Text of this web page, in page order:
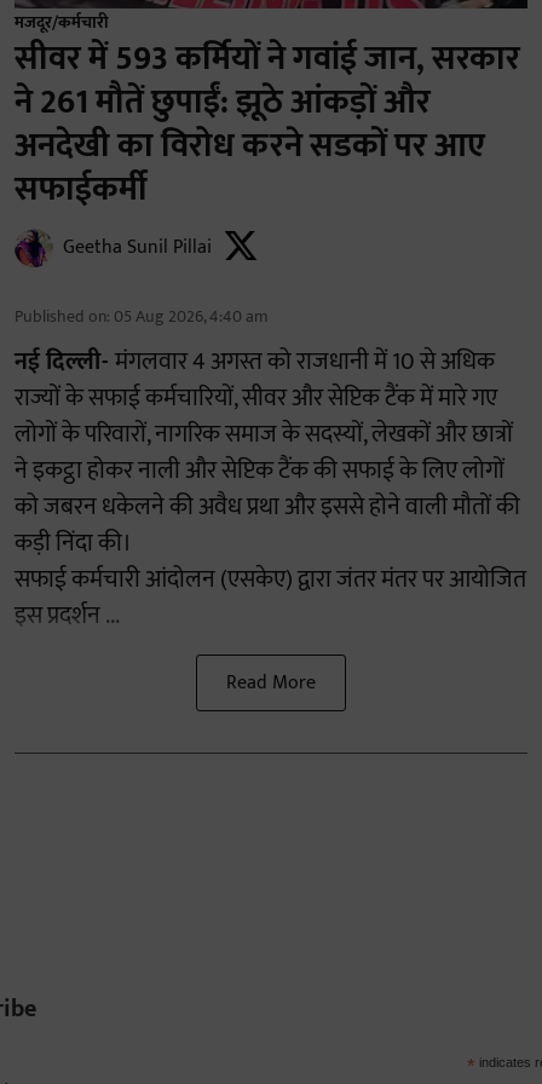
मजदूर/कर्मचारी
सीवर में 593 कर्मियों ने गवांई जान, सरकार
ने 261 मौतें छुपाईं: झूठे आंकड़ों और
अनदेखी का विरोध करने सडकों पर आए
सफाईकर्मी
Geetha Sunil Pillai
Published on: 05 Aug 2026, 4:40 am
नई दिल्ली-मंगलवार 4 अगस्त को राजधानी में 10 से अधिक
राज्यों के सफाई कर्मचारियों, सीवर और सेप्टिक टैंक में मारे गए
लोगों के परिवारों, नागरिक समाज के सदस्यों, लेखकों और छात्रों
ने इकट्ठा होकर नाली और सेप्टिक टैंक की सफाई के लिए लोगों
को जबरन धकेलने की अवैध प्रथा और इससे होने वाली मौतों की
कड़ी निंदा की।
सफाई कर्मचारी आंदोलन (एसकेए) द्वारा जंतर मंतर पर आयोजित
इस प्रदर्शन ...
Read More
* indicates